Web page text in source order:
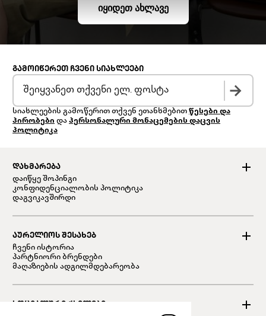
ᲘᲧᲘᲓᲔᲗ ᲐᲮᲚᲐᲕᲔ
ᲓᲐᲮᲛᲐᲠᲔᲑᲐ
დაიწყე შოპინგი
კონფიდენციალობის პოლიტიკა
დაგვიკავშირდი
ᲐᲣᲠᲔᲚᲘᲝᲡ ᲨᲔᲡᲐᲮᲔᲑ
ჩვენი ისტორია
პარტნიორი ბრენდები
მაღაზიების ადგილმდებარეობა
ᲒᲐᲛᲝᲘᲬᲔᲠᲔᲗ ᲩᲕᲔᲜᲘ ᲡᲘᲐᲮᲚᲔᲔᲑᲘ
სიახლეების გამოწერით თქვენ ეთანხმებით წესები და
პირობები და პერსონალური მონაცემების დაცვის
პოლიტიკა